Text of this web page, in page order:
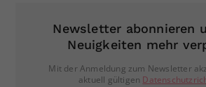
Newsletter abonnieren
Neuigkeiten mehr
Mit der Anmeldung zum Newsletter
aktuell gültigen